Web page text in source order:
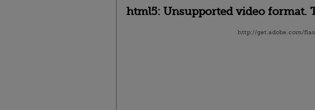
html5: Unsupported video format.
http://get.adobe.com/